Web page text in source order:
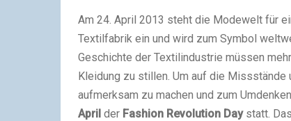
Am 24. April 2013 steht die Modewelt für
Textilfabrik ein und wird zum Symbol
Geschichte der Textilindustrie müssen
Kleidung zu stillen. Um auf die
aufmerksam zu machen und zum
April der Fashion Revolution Day statt.